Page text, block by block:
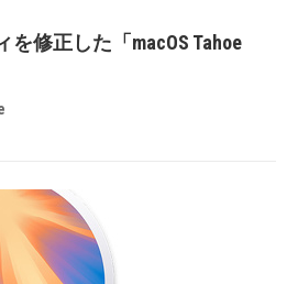
修正した「macOS Tahoe